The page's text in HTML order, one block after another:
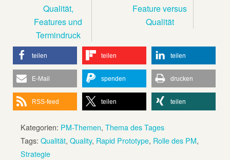
Qualität,
Features und
Termindruck
Feature versus
Qualität
teilen teilen teilen
E-Mail spenden drucken
RSS-feed teilen teilen
Kategorien: PM-Themen, Thema des Tages
Tags: Qualität, Quality, Rapid Prototype, Rolle des PM,
Strategie